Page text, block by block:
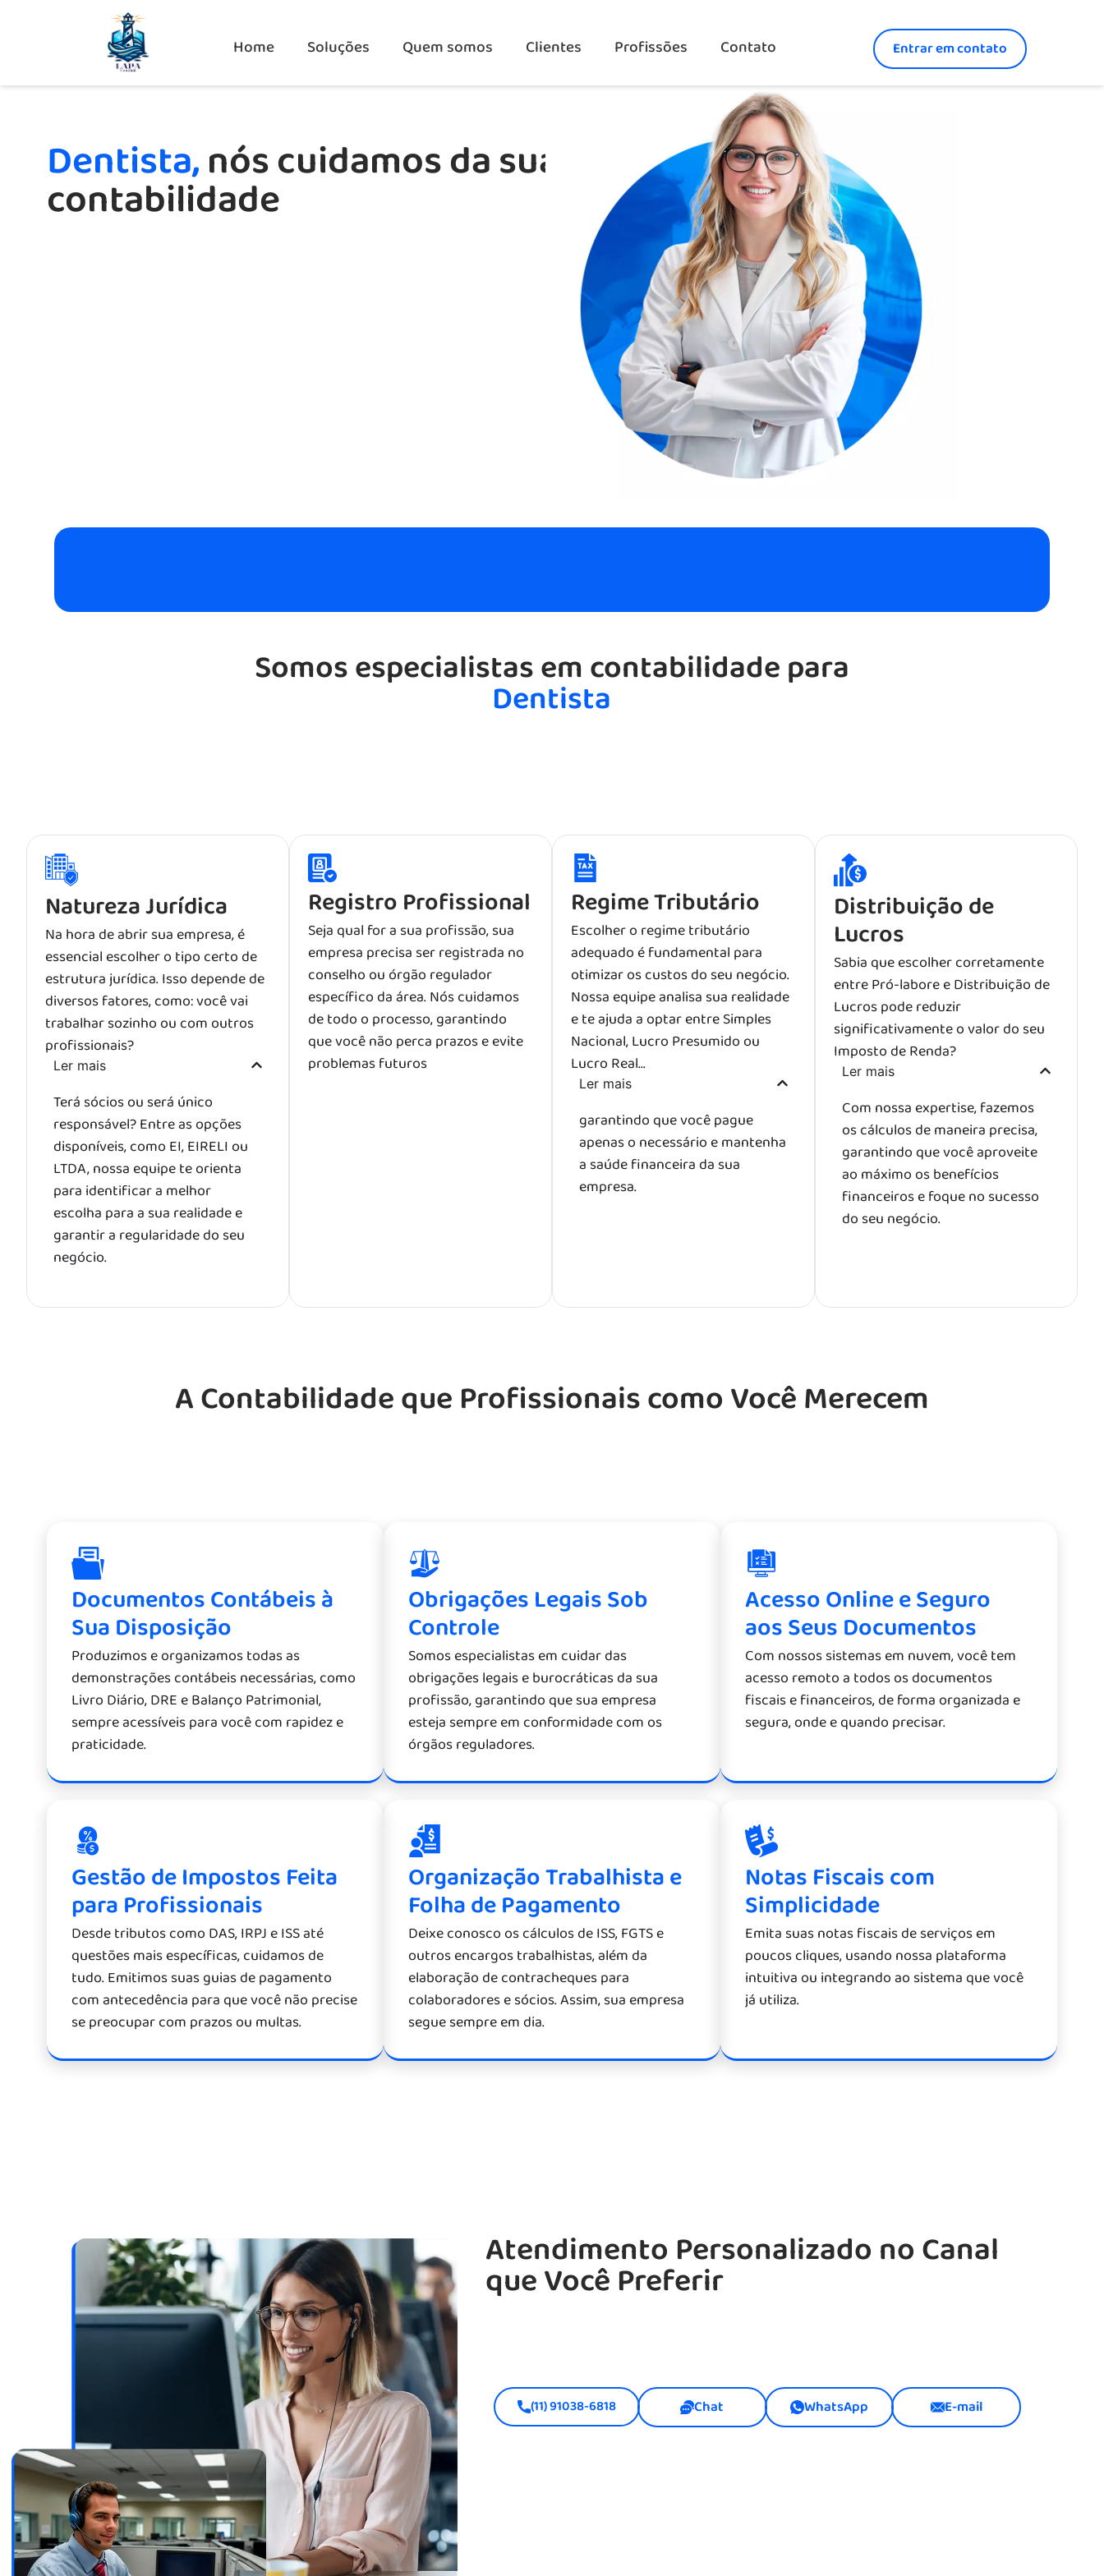
Home Soluções Quem somos Clientes Profissões Contato Entrar em contato
Dentista,nós cuidamos da sua
contabilidade
Somos especialistas em contabilidade para
Dentista
Natureza Jurídica
Na hora de abrir sua empresa, é
essencial escolher o tipo certo de
estrutura jurídica. Isso depende de
diversos fatores, como: você vai
trabalhar sozinho ou com outros
profissionais?
Ler mais
Terá sócios ou será único
responsável? Entre as opções
disponíveis, como EI, EIRELI ou
LTDA, nossa equipe te orienta
para identificar a melhor
escolha para a sua realidade e
garantir a regularidade do seu
negócio.
Registro Profissional
Seja qual for a sua profissão, sua
empresa precisa ser registrada no
conselho ou órgão regulador
específico da área. Nós cuidamos
de todo o processo, garantindo
que você não perca prazos e evite
problemas futuros
Regime Tributário
Escolher o regime tributário
adequado é fundamental para
otimizar os custos do seu negócio.
Nossa equipe analisa sua realidade
e te ajuda a optar entre Simples
Nacional, Lucro Presumido ou
Lucro Real...
Ler mais
garantindo que você pague
apenas o necessário e mantenha
a saúde financeira da sua
empresa.
Distribuição de
Lucros
Sabia que escolher corretamente
entre Pró-labore e Distribuição de
Lucros pode reduzir
significativamente o valor do seu
Imposto de Renda?
Ler mais
Com nossa expertise, fazemos
os cálculos de maneira precisa,
garantindo que você aproveite
ao máximo os benefícios
financeiros e foque no sucesso
do seu negócio.
A Contabilidade que Profissionais como Você Merecem
Documentos Contábeis à
Sua Disposição
Produzimos e organizamos todas as
demonstrações contábeis necessárias, como
Livro Diário, DRE e Balanço Patrimonial,
sempre acessíveis para você com rapidez e
praticidade.
Obrigações Legais Sob
Controle
Somos especialistas em cuidar das
obrigações legais e burocráticas da sua
profissão, garantindo que sua empresa
esteja sempre em conformidade com os
órgãos reguladores.
Acesso Online e Seguro
aos Seus Documentos
Com nossos sistemas em nuvem, você tem
acesso remoto a todos os documentos
fiscais e financeiros, de forma organizada e
segura, onde e quando precisar.
Gestão de Impostos Feita
para Profissionais
Desde tributos como DAS, IRPJ e ISS até
questões mais específicas, cuidamos de
tudo. Emitimos suas guias de pagamento
com antecedência para que você não precise
se preocupar com prazos ou multas.
Organização Trabalhista e
Folha de Pagamento
Deixe conosco os cálculos de ISS, FGTS e
outros encargos trabalhistas, além da
elaboração de contracheques para
colaboradores e sócios. Assim, sua empresa
segue sempre em dia.
Notas Fiscais com
Simplicidade
Emita suas notas fiscais de serviços em
poucos cliques, usando nossa plataforma
intuitiva ou integrando ao sistema que você
já utiliza.
Atendimento Personalizado no Canal
que Você Preferir
(11) 91038-6818 Chat WhatsApp E-mail